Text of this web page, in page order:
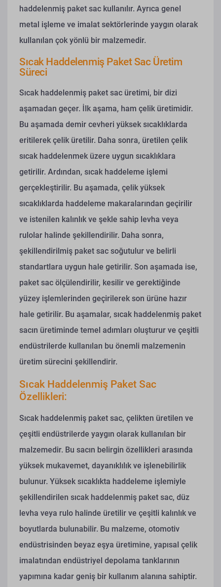
haddelenmiş paket sac kullanılır. Ayrıca genel
metal işleme ve imalat sektörlerinde yaygın olarak
kullanılan çok yönlü bir malzemedir.
Sıcak Haddelenmiş Paket Sac Üretim
Süreci
Sıcak haddelenmiş paket sac üretimi, bir dizi
aşamadan geçer. İlk aşama, ham çelik üretimidir.
Bu aşamada demir cevheri yüksek sıcaklıklarda
eritilerek çelik üretilir. Daha sonra, üretilen çelik
sıcak haddelenmek üzere uygun sıcaklıklara
getirilir. Ardından, sıcak haddeleme işlemi
gerçekleştirilir. Bu aşamada, çelik yüksek
sıcaklıklarda haddeleme makaralarından geçirilir
ve istenilen kalınlık ve şekle sahip levha veya
rulolar halinde şekillendirilir. Daha sonra,
şekillendirilmiş paket sac soğutulur ve belirli
standartlara uygun hale getirilir. Son aşamada ise,
paket sac ölçülendirilir, kesilir ve gerektiğinde
yüzey işlemlerinden geçirilerek son ürüne hazır
hale getirilir. Bu aşamalar, sıcak haddelenmiş paket
sacın üretiminde temel adımları oluşturur ve çeşitli
endüstrilerde kullanılan bu önemli malzemenin
üretim sürecini şekillendirir.
Sıcak Haddelenmiş Paket Sac
Özellikleri:
Sıcak haddelenmiş paket sac, çelikten üretilen ve
çeşitli endüstrilerde yaygın olarak kullanılan bir
malzemedir. Bu sacın belirgin özellikleri arasında
yüksek mukavemet, dayanıklılık ve işlenebilirlik
bulunur. Yüksek sıcaklıkta haddeleme işlemiyle
şekillendirilen sıcak haddelenmiş paket sac, düz
levha veya rulo halinde üretilir ve çeşitli kalınlık ve
boyutlarda bulunabilir. Bu malzeme, otomotiv
endüstrisinden beyaz eşya üretimine, yapısal çelik
imalatından endüstriyel depolama tanklarının
yapımına kadar geniş bir kullanım alanına sahiptir.